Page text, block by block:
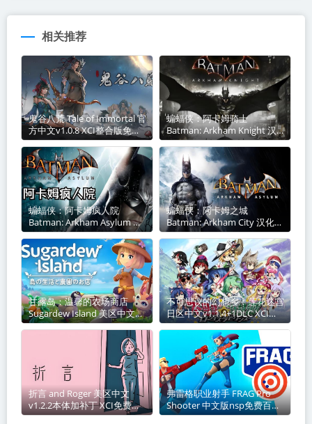
相关推荐
鬼谷八荒 Tale of Immortal 官
方中文v1.0.8 XCI整合版免费
百度网盘下载
蝙蝠侠：阿卡姆骑士
Batman: Arkham Knight 汉
化中文本体XCI免费网盘下载
蝙蝠侠：阿卡姆疯人院
Batman: Arkham Asylum 汉
化中文本体v1.0.0 XCI免费百
度网盘下载
蝙蝠侠：阿卡姆之城
Batman: Arkham City 汉化中
文本体v1.0.2 nsp免费百度网
盘下载
甘露岛：温馨的农场商店
Sugardew Island 美区中文
v1.0.9+3DLC整合版 XCI免费
不可思议的幻想乡：莲花迷宫
日区中文v1.1.4+1DLC XCI免
费百度网盘下载
折言 and Roger 美区中文
v1.2.2本体加补丁 XCI免费百
度网盘下载
弗雷格职业射手 FRAG Pro
Shooter 中文版nsp免费百度
网盘下载